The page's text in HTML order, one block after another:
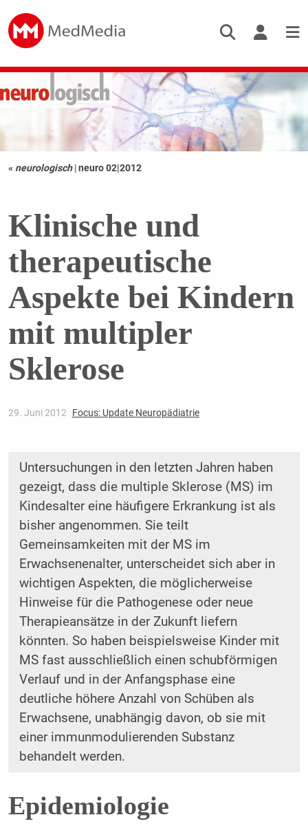
« neurologisch |neuro 02|2012
Klinische und
therapeutische
Aspekte bei Kindern
mit multipler
Sklerose
29. Juni 2012 Focus: Update Neuropädiatrie
Untersuchungen in den letzten Jahren haben
gezeigt, dass die multiple Sklerose (MS) im
Kindesalter eine häufigere Erkrankung ist als
bisher angenommen. Sie teilt
Gemeinsamkeiten mit der MS im
Erwachsenenalter, unterscheidet sich aber in
wichtigen Aspekten, die möglicherweise
Hinweise für die Pathogenese oder neue
Therapieansätze in der Zukunft liefern
könnten. So haben beispielsweise Kinder mit
MS fast ausschließlich einen schubförmigen
Verlauf und in der Anfangsphase eine
deutliche höhere Anzahl von Schüben als
Erwachsene, unabhängig davon, ob sie mit
einer immunmodulierenden Substanz
behandelt werden.
Epidemiologie